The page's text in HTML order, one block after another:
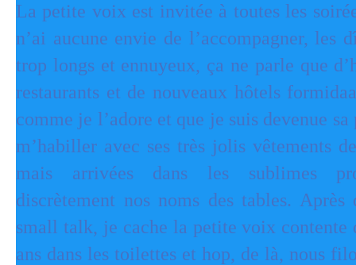
La petite voix est invitée à toutes les
n’ai aucune envie de l’accompagner, les
trop longs et ennuyeux, ça ne parle que
restaurants et de nouveaux hôtels
comme je l’adore et que je suis devenue
m’habiller avec ses très jolis vêtements
mais arrivées dans les sublimes
discrètement nos noms des tables. Après
small talk, je cache la petite voix contente
ans dans les toilettes et hop, de là, nous